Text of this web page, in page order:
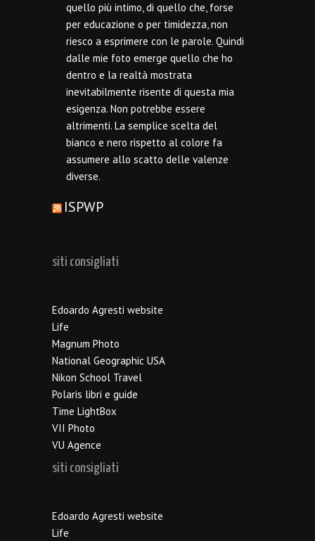
quello più intimo, di quello che, forse
per educazione o per timidezza, non
riesco a esprimere con le parole. Quindi
dalle mie foto emerge quello che ho
dentro e la realtà mostrata
inevitabilmente risente di questa mia
esigenza. Non potrebbe essere
altrimenti. La semplice scelta del
bianco e nero rispetto al colore fa
assumere allo scatto delle valenze
diverse.
ISPWP
siti consigliati
Edoardo Agresti website
Life
Magnum Photo
National Geographic USA
Nikon School Travel
Polaris libri e guide
Time LightBox
VII Photo
VU Agence
siti consigliati
Edoardo Agresti website
Life